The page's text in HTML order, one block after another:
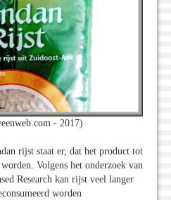
- 2017)
rijst staat er, dat het product tot
Volgens het onderzoek van
Research kan rijst veel langer
worden